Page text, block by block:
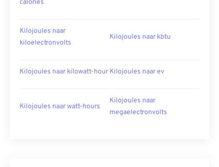
calories
Kilojoules naar
kiloelectronvolts
Kilojoules naar kbtu
Kilojoules naar kilowatt-hour Kilojoules naar ev
Kilojoules naar watt-hours
Kilojoules naar
megaelectronvolts